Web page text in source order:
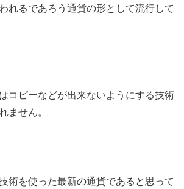
れるであろう通貨の形として流行して
コピーなどが出来ないようにする技術
ません。
術を使った最新の通貨であると思って